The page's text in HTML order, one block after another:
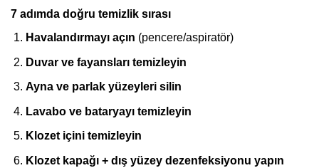
7 adımda doğru temizlik sırası
Havalandırmayı açın (pencere/aspiratör)
Duvar ve fayansları temizleyin
Ayna ve parlak yüzeyleri silin
Lavabo ve bataryayı temizleyin
Klozet içini temizleyin
Klozet kapağı + dış yüzey dezenfeksiyonu yapın